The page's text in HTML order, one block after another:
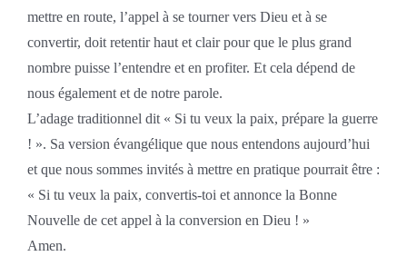
mettre en route, l’appel à se tourner vers Dieu et à se
convertir, doit retentir haut et clair pour que le plus grand
nombre puisse l’entendre et en profiter. Et cela dépend de
nous également et de notre parole.
L’adage traditionnel dit « Si tu veux la paix, prépare la guerre
! ». Sa version évangélique que nous entendons aujourd’hui
et que nous sommes invités à mettre en pratique pourrait être :
« Si tu veux la paix, convertis-toi et annonce la Bonne
Nouvelle de cet appel à la conversion en Dieu ! »
Amen.